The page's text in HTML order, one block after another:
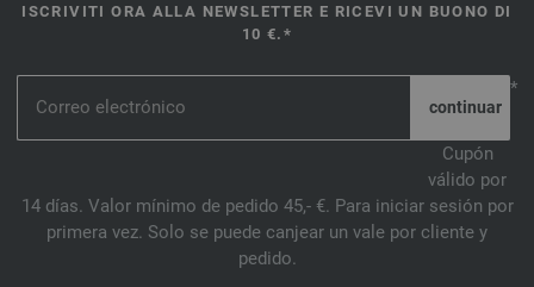
ISCRIVITI ORA ALLA NEWSLETTER E RICEVI UN BUONO DI
10 €.*
*
Cupón
válido por
14 días. Valor mínimo de pedido 45,- €. Para iniciar sesión por
primera vez. Solo se puede canjear un vale por cliente y
pedido.